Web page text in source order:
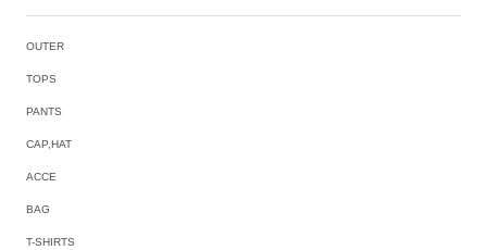
OUTER
TOPS
PANTS
CAP,HAT
ACCE
BAG
T-SHIRTS